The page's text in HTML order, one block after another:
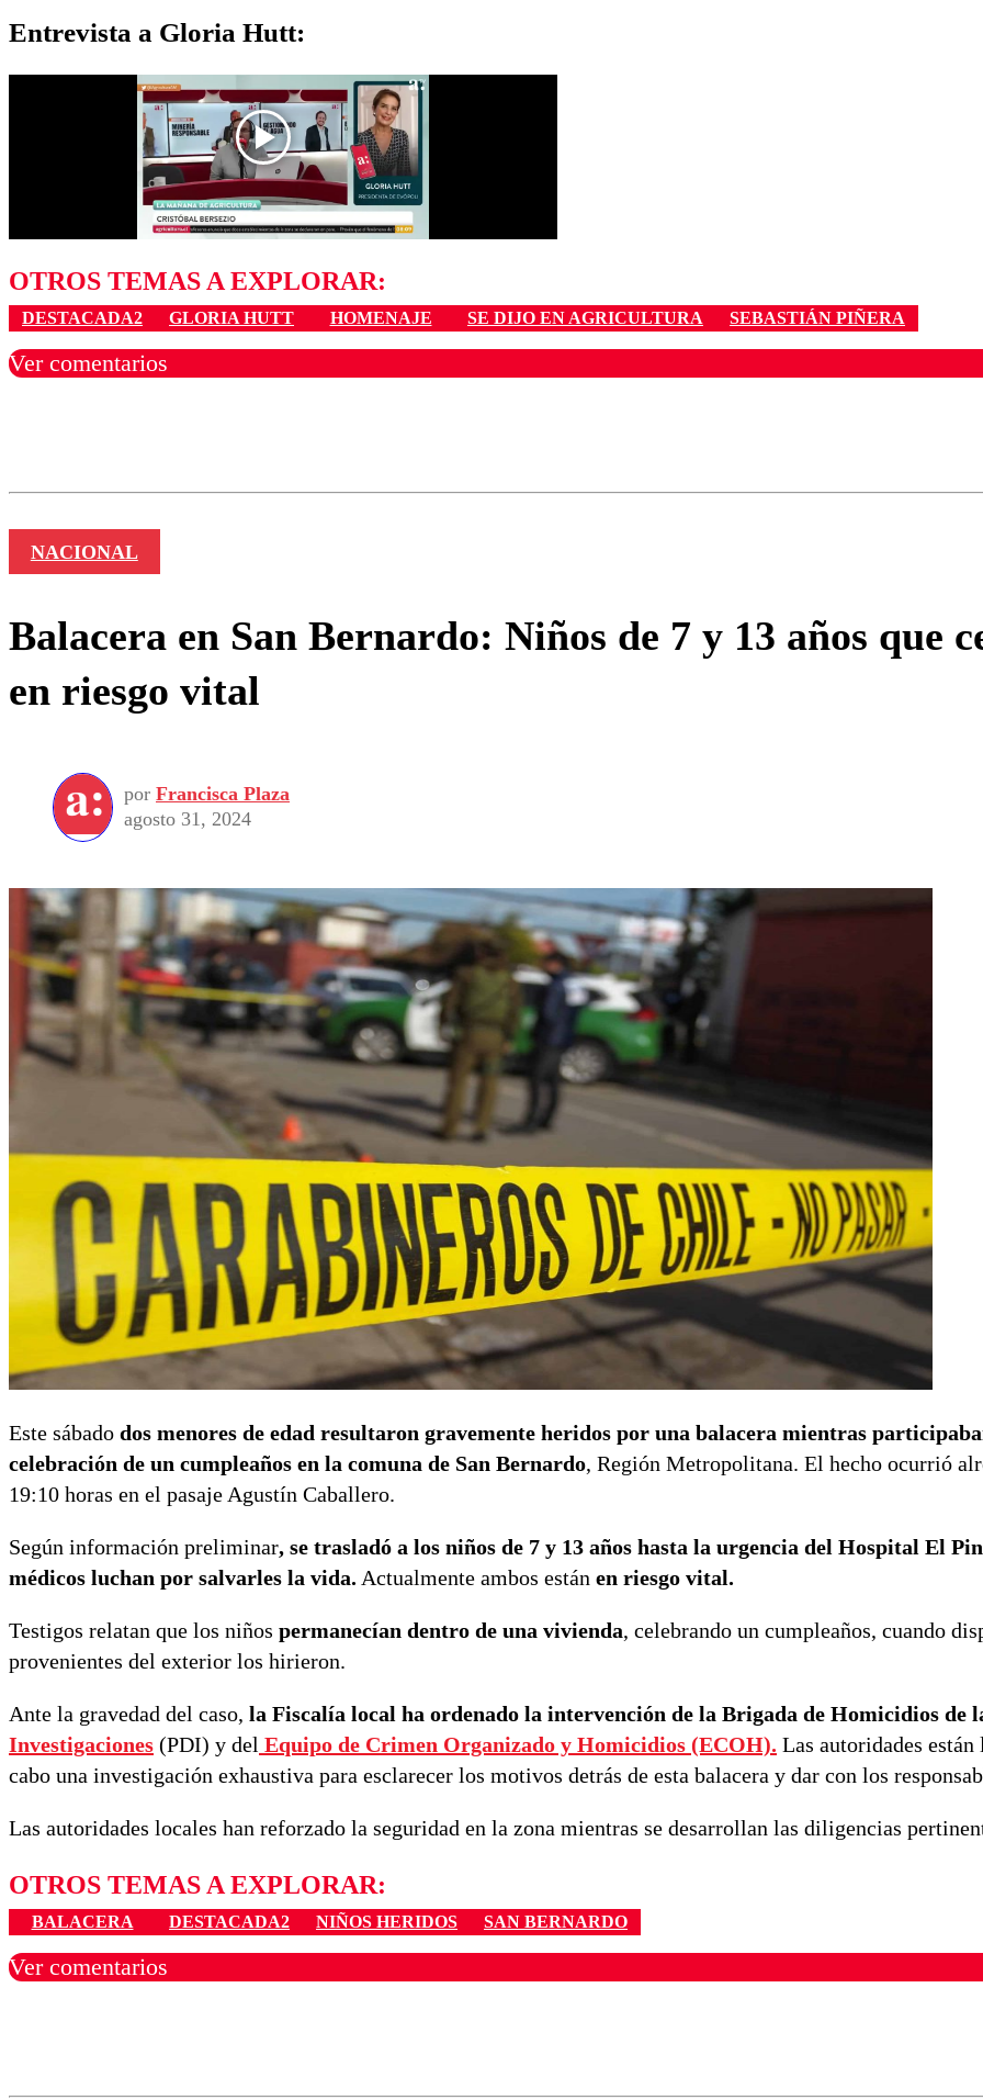
Entrevista a Gloria Hutt:
OTROS TEMAS A EXPLORAR:
DESTACADA2 GLORIA HUTT HOMENAJE SE DIJO EN AGRICULTURA SEBASTIÁN PIÑERA
Ver comentarios
NACIONAL
Balacera en San Bernardo: Niños de 7 y 13 años que
en riesgo vital
por Francisca Plaza
agosto 31, 2024
Este sábado dos menores de edad resultaron gravemente heridos por una balacera mientras
celebración de un cumpleaños en la comuna de San Bernardo, Región Metropolitana. El hecho ocurrió
19:10 horas en el pasaje Agustín Caballero.
Según información preliminar, se trasladó a los niños de 7 y 13 años hasta la urgencia del Hospital El
médicos luchan por salvarles la vida. Actualmente ambos están en riesgo vital.
Testigos relatan que los niños permanecían dentro de una vivienda, celebrando un cumpleaños, cuando
provenientes del exterior los hirieron.
Ante la gravedad del caso, la Fiscalía local ha ordenado la intervención de la Brigada de Homicidios de
Investigaciones (PDI) y del Equipo de Crimen Organizado y Homicidios (ECOH). Las autoridades están
cabo una investigación exhaustiva para esclarecer los motivos detrás de esta balacera y dar con los
Las autoridades locales han reforzado la seguridad en la zona mientras se desarrollan las diligencias
OTROS TEMAS A EXPLORAR:
BALACERA DESTACADA2 NIÑOS HERIDOS SAN BERNARDO
Ver comentarios